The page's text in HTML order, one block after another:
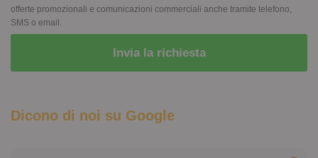
offerte promozionali e comunicazioni commerciali anche tramite telefono,
SMS o email.
Dicono di noi su Google